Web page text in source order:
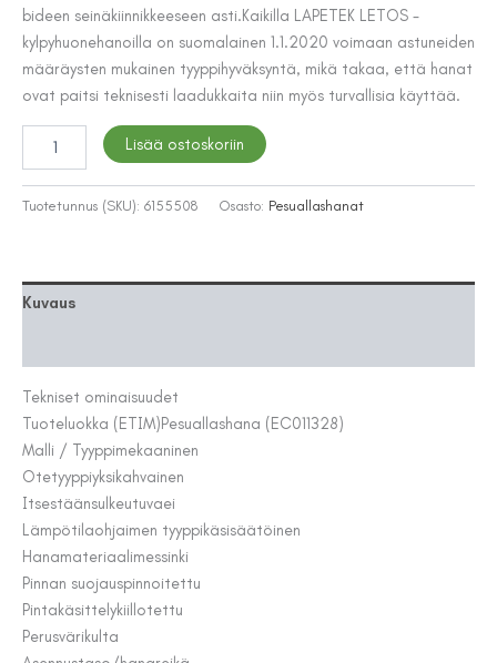
bideen seinäkiinnikkeeseen asti.Kaikilla LAPETEK LETOS -
kylpyhuonehanoilla on suomalainen 1.1.2020 voimaan astuneiden
määräysten mukainen tyyppihyväksyntä, mikä takaa, että hanat
ovat paitsi teknisesti laadukkaita niin myös turvallisia käyttää.
PESUALLASHANA
LAPETEK
KULTA
Lisää ostoskoriin
Tuotetunnus (SKU): 6155508 Osasto: Pesuallashanat
Kuvaus
Tekniset ominaisuudet
Tuoteluokka (ETIM)Pesuallashana (EC011328)
Malli / Tyyppimekaaninen
Otetyyppiyksikahvainen
Itsestäänsulkeutuvaei
Lämpötilaohjaimen tyyppikäsisäätöinen
Hanamateriaalimessinki
Pinnan suojauspinnoitettu
Pintakäsittelykiillotettu
Perusvärikulta